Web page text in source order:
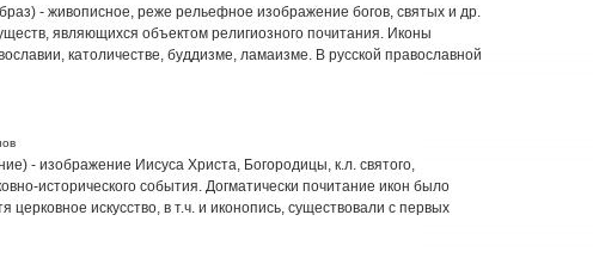
- живописное, реже рельефное изображение богов, святых и др.
являющихся объектом религиозного почитания. Иконы
католичестве, буддизме, ламаизме. В русской православной
- изображение Иисуса Христа, Богородицы, к.л. святого,
исторического события. Догматически почитание икон было
церковное искусство, в т.ч. и иконопись, существовали с первых